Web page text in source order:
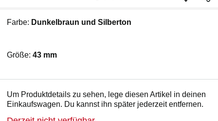
Farbe: Dunkelbraun und Silberton
Größe: 43 mm
Um Produktdetails zu sehen, lege diesen Artikel in deinen
Einkaufswagen. Du kannst ihn später jederzeit entfernen.